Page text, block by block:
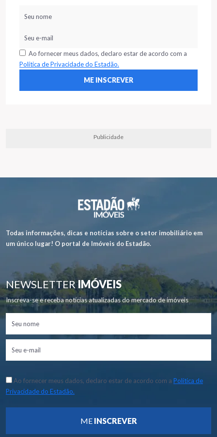
Ao fornecer meus dados, declaro estar de acordo com a
Política de Privacidade do Estadão.
Publicidade
Todas informações, dicas e notícias sobre o setor imobiliário em
um único lugar! O portal de Imóveis do Estadão.
NEWSLETTERIMÓVEIS
Inscreva-se e receba notícias atualizadas do mercado de imóveis
Ao fornecer meus dados, declaro estar de acordo com a Política de
Privacidade do Estadão.
ME INSCREVER